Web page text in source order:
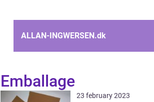
ALLAN-INGWERSEN.dk
Emballage
23 february 2023